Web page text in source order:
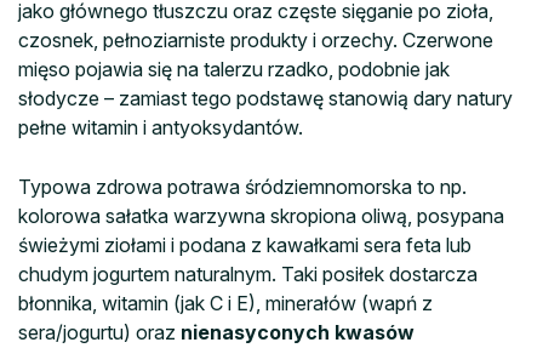
jako głównego tłuszczu oraz częste sięganie po zioła,
czosnek, pełnoziarniste produkty i orzechy. Czerwone
mięso pojawia się na talerzu rzadko, podobnie jak
słodycze – zamiast tego podstawę stanowią dary natury
pełne witamin i antyoksydantów.
Typowa zdrowa potrawa śródziemnomorska to np.
kolorowa sałatka warzywna skropiona oliwą, posypana
świeżymi ziołami i podana z kawałkami sera feta lub
chudym jogurtem naturalnym. Taki posiłek dostarcza
błonnika, witamin (jak C i E), minerałów (wapń z
sera/jogurtu) oraz nienasyconych kwasów